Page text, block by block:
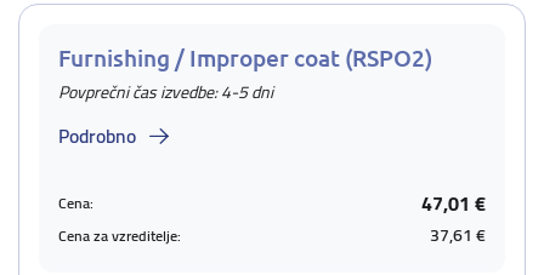
Furnishing / Improper coat (RSPO2)
Povprečni čas izvedbe: 4-5 dni
Podrobno
Cena: 47,01 €
Cena za vzreditelje: 37,61 €